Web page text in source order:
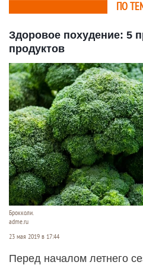
ПО
Здоровое похудение: 5
продуктов
Брокколи.
adme.ru
23 мая 2019 в 17:44
Перед началом летнего